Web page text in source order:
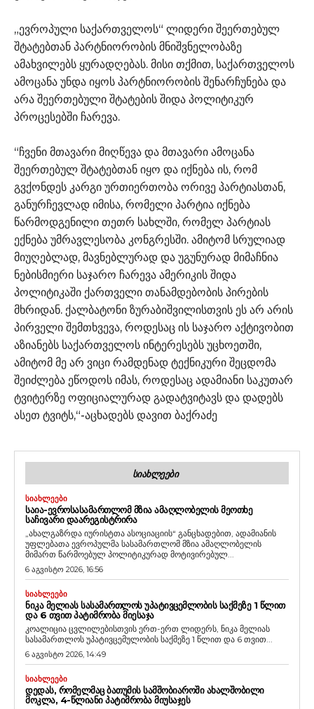
„ევროპული საქართველოს“ ლიდერი შეერთებულ
შტატებთან პარტნიორობის მნიშვნელობაზე
ამახვილებს ყურადღებას. მისი თქმით, საქართველოს
ამოცანა უნდა იყოს პარტნიორობის შენარჩუნება და
არა შეერთებული შტატების შიდა პოლიტიკურ
პროცესებში ჩარევა.
“ჩვენი მთავარი მიღწევა და მთავარი ამოცანა
შეერთებულ შტატებთან იყო და იქნება ის, რომ
გვქონდეს კარგი ურთიერთობა ორივე პარტიასთან,
განურჩევლად იმისა, რომელი პარტია იქნება
წარმოდგენილი თეთრ სახლში, რომელ პარტიას
ექნება უმრავლესობა კონგრესში. ამიტომ სრულიად
მიუღებლად, მავნებლურად და უგუნურად მიმაჩნია
ნებისმიერი საჯარო ჩარევა ამერიკის შიდა
პოლიტიკაში ქართველი თანამდებობის პირების
მხრიდან. ქალბატონი ზურაბიშვილისთვის ეს არ არის
პირველი შემთხვევა, როდესაც ის საჯარო აქტივობით
აზიანებს საქართველოს ინტერესებს უცხოეთში,
ამიტომ მე არ ვიცი რამდენად ტექნიკური შეცდომა
შეიძლება ეწოდოს იმას, როდესაც ადამიანი საკუთარ
ტვიტერზე ოფიციალურად გადატვიტავს და დადებს
ასეთ ტვიტს,“-აცხადებს დავით ბაქრაძე
ᲡᲘᲐᲮᲚᲔᲔᲑᲘ
ᲡᲘᲐᲮᲚᲔᲔᲑᲘ
ᲡᲐᲘᲐ-ᲔᲕᲠᲝᲡᲐᲡᲐᲛᲐᲠᲗᲚᲝᲛ ᲛᲖᲘᲐ ᲐᲛᲐᲦᲚᲝᲑᲔᲚᲘᲡ ᲛᲔᲝᲗᲮᲔ
ᲡᲐᲩᲘᲕᲐᲠᲘ ᲓᲐᲐᲠᲔᲒᲘᲡᲢᲠᲘᲠᲐ
„ახალგაზრდა იურისტთა ასოციაციის“ განცხადებით, ადამიანის
უფლებათა ევროპულმა სასამართლომ მზია ამაღლობელის
მიმართ წარმოებულ პოლიტიკურად მოტივირებულ...
6 აგვისტო 2026, 16:56
ᲡᲘᲐᲮᲚᲔᲔᲑᲘ
ᲜᲘᲙᲐ ᲛᲔᲚᲘᲐᲡ ᲡᲐᲡᲐᲛᲐᲠᲗᲚᲝᲡ ᲣᲞᲐᲢᲘᲕᲪᲔᲛᲚᲝᲑᲘᲡ ᲡᲐᲥᲛᲔᲖᲔ 1 ᲬᲚᲘᲗ
ᲓᲐ 6 ᲗᲕᲘᲗ ᲞᲐᲢᲘᲛᲠᲝᲑᲐ ᲛᲘᲔᲡᲐᲯᲐ
კოალიცია ცვლილებისთვის ერთ-ერთ ლიდერს, ნიკა მელიას
სასამართლოს უპატივცემულობის საქმეზე 1 წლით და 6 თვით...
6 აგვისტო 2026, 14:49
ᲡᲘᲐᲮᲚᲔᲔᲑᲘ
ᲓᲔᲓᲐᲡ, ᲠᲝᲛᲔᲚᲛᲐᲪ ᲑᲐᲗᲣᲛᲘᲡ ᲡᲐᲛᲨᲝᲑᲘᲐᲠᲝᲨᲘ ᲐᲮᲐᲚᲨᲝᲑᲘᲚᲘ
ᲛᲝᲙᲚᲐ, 4-ᲬᲚᲘᲐᲜᲘ ᲞᲐᲢᲘᲛᲠᲝᲑᲐ ᲛᲘᲣᲡᲐᲯᲔᲡ